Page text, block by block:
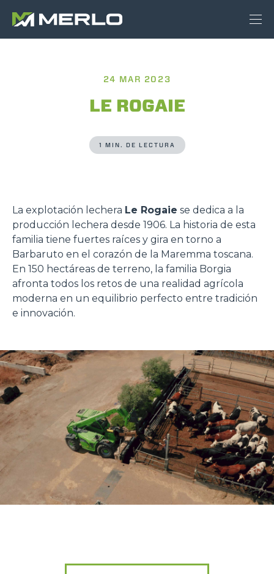
24 MAR 2023
LE ROGAIE
1 MIN. DE LECTURA
La explotación lechera Le Rogaie se dedica a la
producción lechera desde 1906. La historia de esta
familia tiene fuertes raíces y gira en torno a
Barbaruto en el corazón de la Maremma toscana.
En 150 hectáreas de terreno, la familia Borgia
afronta todos los retos de una realidad agrícola
moderna en un equilibrio perfecto entre tradición
e innovación.